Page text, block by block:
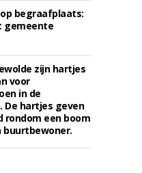
begraafplaats:
gemeente
zijn hartjes
voor
in de
De hartjes geven
rondom een boom
buurtbewoner.